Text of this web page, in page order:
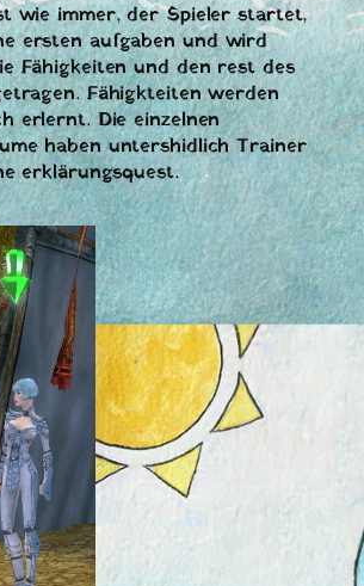
wie immer, der Spieler startet,
ersten aufgaben und wird
Fähigkeiten und den rest des
Fähigkteiten werden
erlernt. Die einzelnen
haben untershidlich Trainer
erklärungsquest.